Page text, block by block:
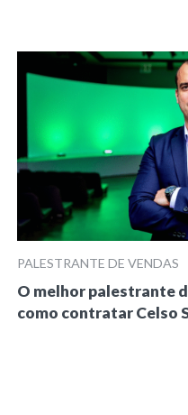
PALESTRANTE DE VENDAS
O melhor palestrante
como contratar Celso